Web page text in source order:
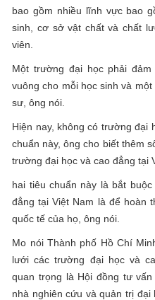
bao gồm nhiều lĩnh vực bao
sinh, cơ sở vật chất và chất
viên.
Một trường đại học phải
vuông cho mỗi học sinh và
sư, ông nói.
Hiện nay, không có trường đại
chuẩn này, ông cho biết thêm
trường đại học và cao đẳng tại
hai tiêu chuẩn này là bắt
đẳng tại Việt Nam là để hoàn
quốc tế của họ, ông nói.
Mo nói Thành phố Hồ Chí
lưới các trường đại học và
quan trọng là Hội đồng tư
nhà nghiên cứu và quản trị